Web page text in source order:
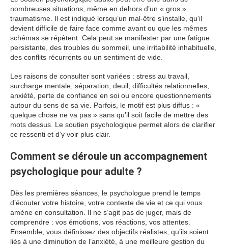
nombreuses situations, même en dehors d’un « gros »
traumatisme. Il est indiqué lorsqu’un mal-être s’installe, qu’il
devient difficile de faire face comme avant ou que les mêmes
schémas se répètent. Cela peut se manifester par une fatigue
persistante, des troubles du sommeil, une irritabilité inhabituelle,
des conflits récurrents ou un sentiment de vide.
Les raisons de consulter sont variées : stress au travail,
surcharge mentale, séparation, deuil, difficultés relationnelles,
anxiété, perte de confiance en soi ou encore questionnements
autour du sens de sa vie. Parfois, le motif est plus diffus : «
quelque chose ne va pas » sans qu’il soit facile de mettre des
mots dessus. Le soutien psychologique permet alors de clarifier
ce ressenti et d’y voir plus clair.
Comment se déroule un accompagnement
psychologique pour adulte ?
Dès les premières séances, le psychologue prend le temps
d’écouter votre histoire, votre contexte de vie et ce qui vous
amène en consultation. Il ne s’agit pas de juger, mais de
comprendre : vos émotions, vos réactions, vos attentes.
Ensemble, vous définissez des objectifs réalistes, qu’ils soient
liés à une diminution de l’anxiété, à une meilleure gestion du